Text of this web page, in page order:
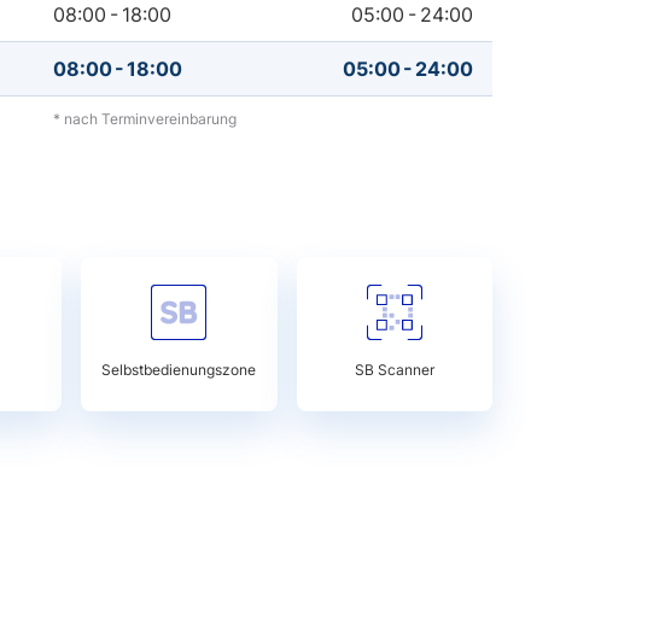
08:00 - bis
18:00 05:00 - bis
24:00
08:00-bis
18:00 05:00-bis
24:00
* nach Terminvereinbarung
Selbstbedienungszone SB Scanner